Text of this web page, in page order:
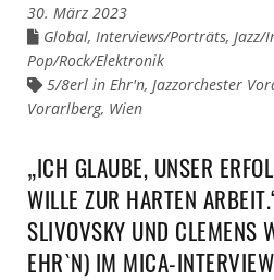
30. März 2023
Links
den
Kategorien
Global, Interviews/Porträts,
Pop/Rock/Elektronik
Links
den
5/8erl in Ehr'n, Jazzorchester
Vorarlberg, Wien
„ICH GLAUBE, UNSER
WILLE ZUR HARTEN
SLIVOVSKY UND CLEMENS
EHR`N) IM MICA-INTERVIEW